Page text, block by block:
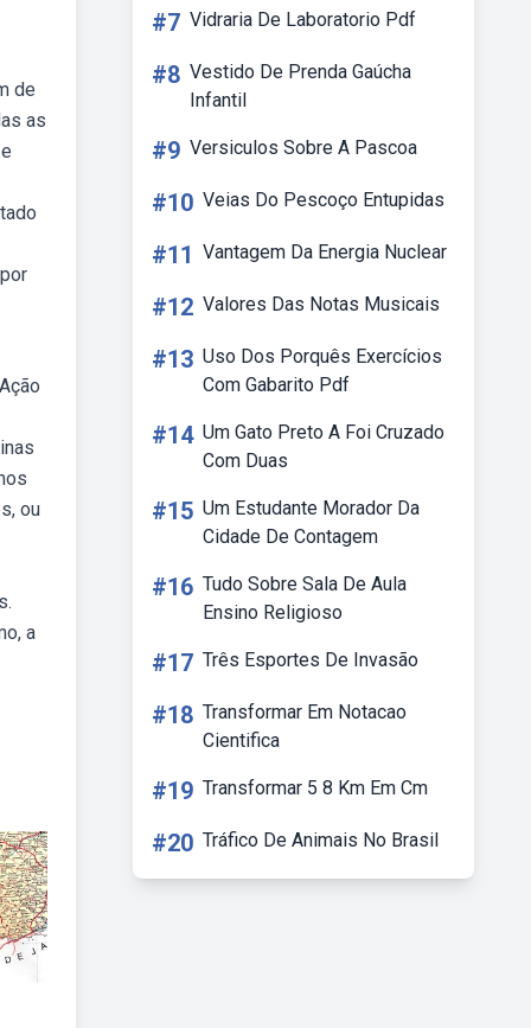
de
as
ou
a
#7 Vidraria De Laboratorio Pdf
#8 Vestido De Prenda Gaúcha
Infantil
#9 Versiculos Sobre A Pascoa
#10 Veias Do Pescoço Entupidas
#11 Vantagem Da Energia Nuclear
#12 Valores Das Notas Musicais
#13 Uso Dos Porquês Exercícios
Com Gabarito Pdf
#14 Um Gato Preto A Foi Cruzado
Com Duas
#15 Um Estudante Morador Da
Cidade De Contagem
#16 Tudo Sobre Sala De Aula
Ensino Religioso
#17 Três Esportes De Invasão
#18 Transformar Em Notacao
Cientifica
#19 Transformar 5 8 Km Em Cm
#20 Tráfico De Animais No Brasil